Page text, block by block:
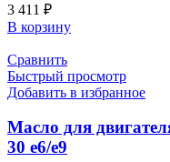
3 411 ₽
В корзину
Сравнить
Быстрый просмотр
Добавить в избранное
Масло для
30 e6/e9